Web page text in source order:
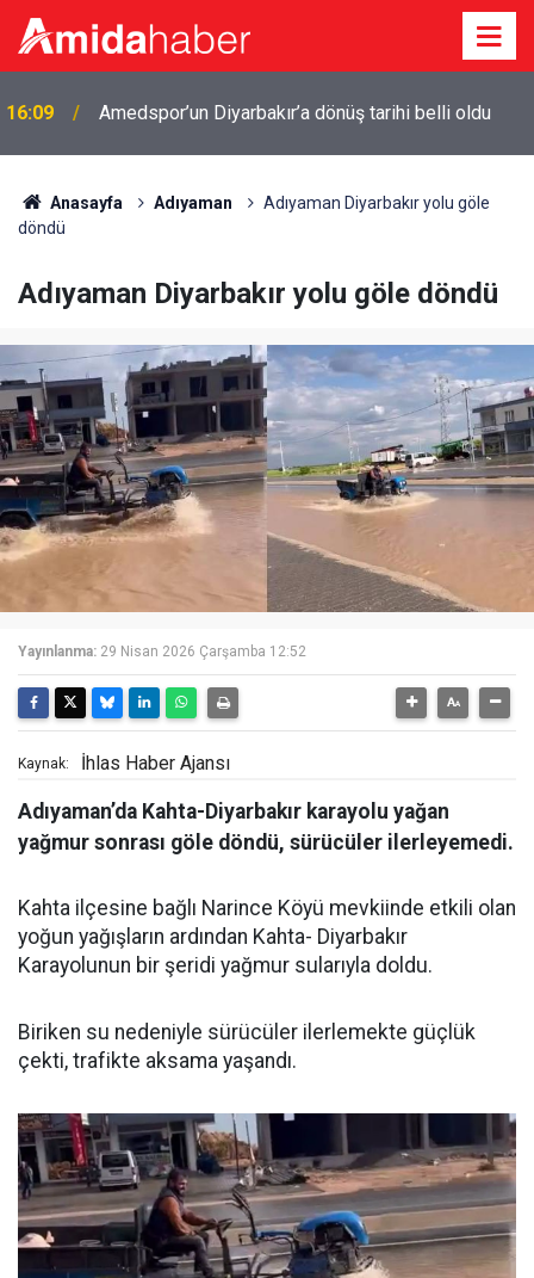
16:09 Amedspor’un Diyarbakır’a dönüş tarihi belli oldu
Anasayfa Adıyaman
Adıyaman Diyarbakır yolu göle
döndü
Adıyaman Diyarbakır yolu göle döndü
Yayınlanma: 29 Nisan 2026 Çarşamba 12:52
Kaynak: İhlas Haber Ajansı
Adıyaman’da Kahta-Diyarbakır karayolu yağan
yağmur sonrası göle döndü, sürücüler ilerleyemedi.
Kahta ilçesine bağlı Narince Köyü mevkiinde etkili olan
yoğun yağışların ardından Kahta- Diyarbakır
Karayolunun bir şeridi yağmur sularıyla doldu.
Biriken su nedeniyle sürücüler ilerlemekte güçlük
çekti, trafikte aksama yaşandı.